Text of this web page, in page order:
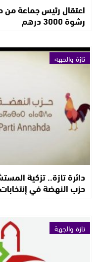
اعتقال رئيس جماعة من
رشوة 3000 درهم
تازة والجهة
دائرة تازة.. تزكية
حزب النهضة في إنتخابات 23 شتنبر
تازة والجهة